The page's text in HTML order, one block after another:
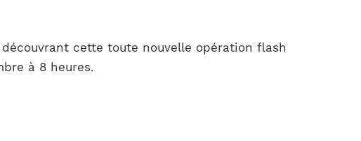
cette toute nouvelle opération flash
à 8 heures.